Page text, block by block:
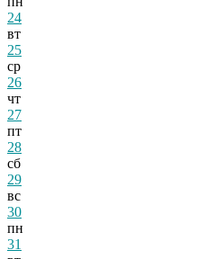
24
вт
25
ср
26
чт
27
пт
28
сб
29
вс
30
пн
31